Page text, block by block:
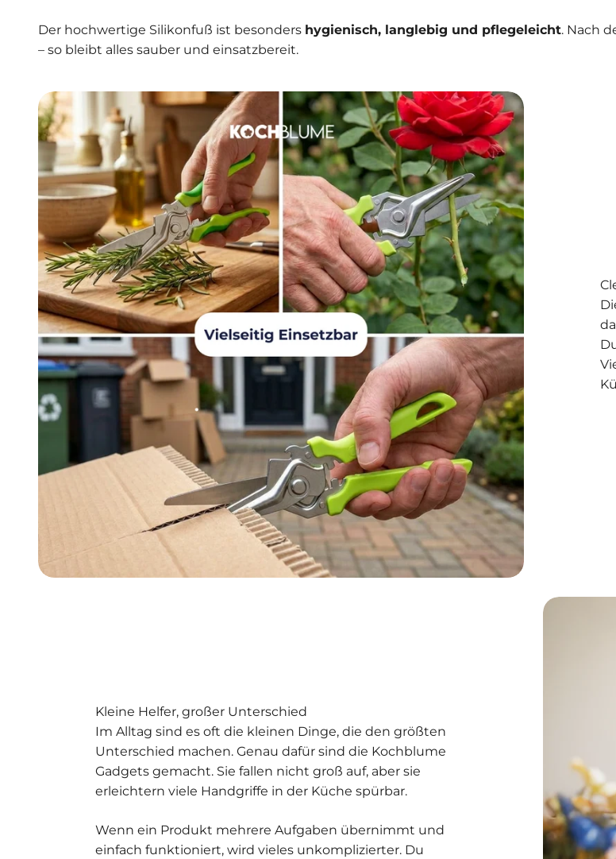
Der hochwertige Silikonfuß ist besonders hygienisch, langlebig und pflegeleicht. Nach
– so bleibt alles sauber und einsatzbereit.
Kleine Helfer, großer Unterschied
Im Alltag sind es oft die kleinen Dinge, die den größten
Unterschied machen. Genau dafür sind die Kochblume
Gadgets gemacht. Sie fallen nicht groß auf, aber sie
erleichtern viele Handgriffe in der Küche spürbar.
Wenn ein Produkt mehrere Aufgaben übernimmt und
einfach funktioniert, wird vieles unkomplizierter. Du